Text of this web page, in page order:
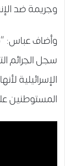
وجريمة ضد
وأضاف عباس:
سجل الجرائم
الإسرائيلية
المستوطنين